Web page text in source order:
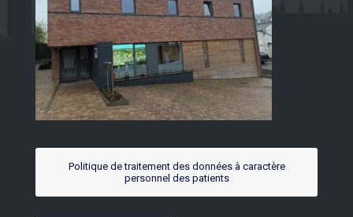
Politique de traitement des données à caractère
personnel des patients